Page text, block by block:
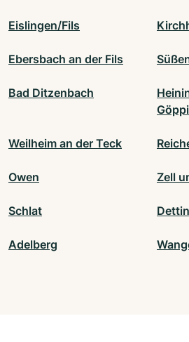
Eislingen/Fils
Ebersbach an der Fils
Bad Ditzenbach
Weilheim an der Teck
Owen Zell
Schlat
Adelberg